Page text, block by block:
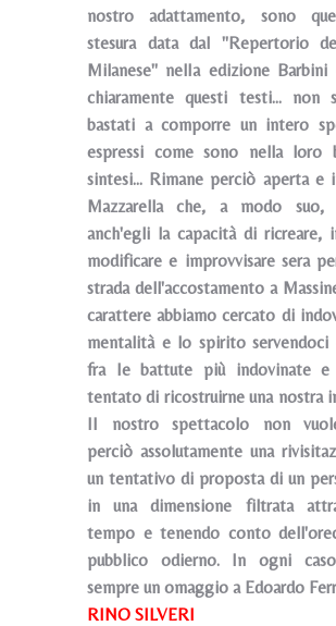
nostro adattamento, sono
stesura data dal "Repertorio
Milanese" nelIa edizione Barbini
chiaramente questi testi... non
bastati a comporre un intero
espressi come sono nella loro
sintesi... Rimane perciò aperta e
Mazzarella che, a modo suo,
anch'egli la capacità di ricreare,
modificare e improvvisare sera
strada dell'accostamento a
carattere abbiamo cercato di
mentalità e lo spirito servendoci
fra Ie battute più indovinate e
tentato di ricostruirne una nostra
II nostro spettacolo non
perciò assolutamente una
un tentativo di proposta di un
in una dimensione filtrata
tempo e tenendo conto
pubblico odierno. In ogni
sempre un omaggio a Edoardo
RINO SILVERI